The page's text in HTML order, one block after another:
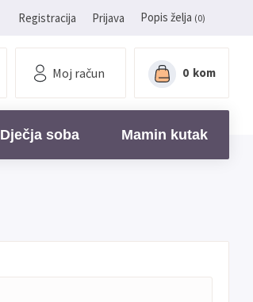
Registracija Prijava Popis želja (0)
Moj račun 0 kom
Dječja soba Mamin kutak